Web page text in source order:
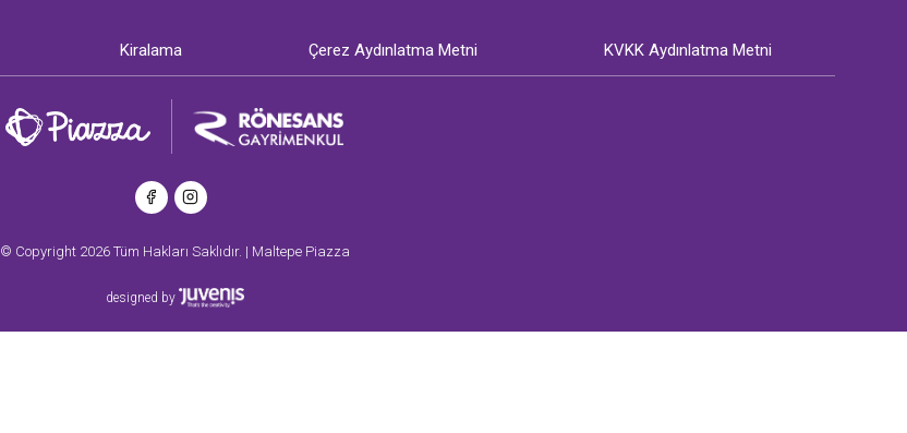
Kiralama Çerez Aydınlatma Metni KVKK Aydınlatma Metni
© Copyright 2026 Tüm Hakları Saklıdır. | Maltepe Piazza
designed by